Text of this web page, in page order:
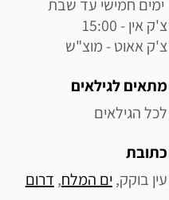
צ'ק אאוט - מוצ"ש
מתאים לגילאים
לכל הגילאים
כתובת
עין בוקק, ים המלח, דרום